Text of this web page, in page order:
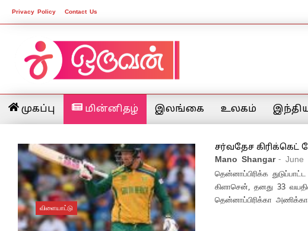
Privacy Policy Contact Us
முகப்பு மின்னிதழ் இலங்கை உலகம்
விளையாட்டு
சர்வதேச
Mano Shangar - June
தென்னாப்பிரிக்க
கிளாசென், தனது 33
தென்னாப்பிரிக்கா